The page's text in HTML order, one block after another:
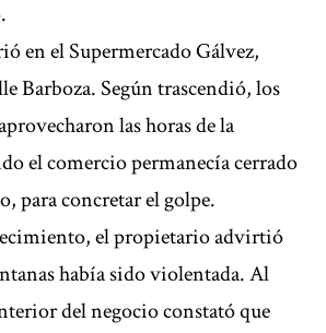
en el Supermercado Gálvez,
Barboza. Según trascendió, los
las horas de la
el comercio permanecía cerrado
para concretar el golpe.
el propietario advirtió
había sido violentada. Al
del negocio constató que